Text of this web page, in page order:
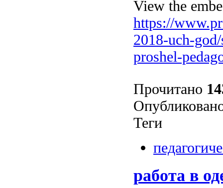
View the
https://
2018-uch-
proshel-
Прочитано
Теги
работа в